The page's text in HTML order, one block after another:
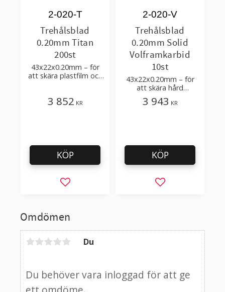
Omdömen
Du
Trehålsblad
0.20mm Titan
200st
43x22x0.20mm – för
att skära plastfilm och
2-020-T
3 852 KR
Lägg till i favoriter
KÖP
Trehålsblad
0.20mm Solid
Volframkarbid
10st
43x22x0.20mm – för
att skära hård
laminerad plastfilm och
förpackningar
2-020-V
3 943 KR
Lägg till i
KÖP